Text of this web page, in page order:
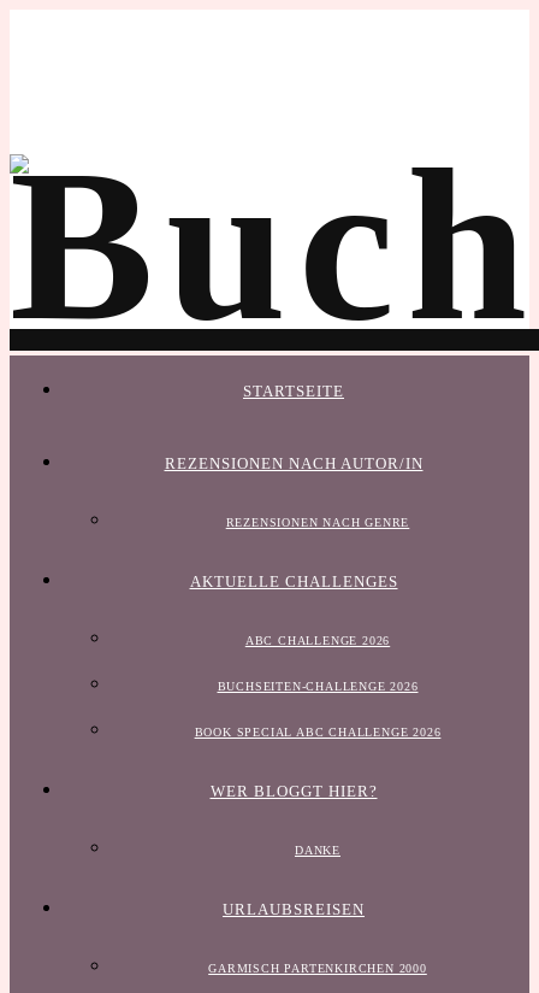
STARTSEITE
REZENSIONEN NACH AUTOR/IN
REZENSIONEN NACH GENRE
AKTUELLE CHALLENGES
ABC CHALLENGE 2026
BUCHSEITEN-CHALLENGE 2026
BOOK SPECIAL ABC CHALLENGE 2026
WER BLOGGT HIER?
DANKE
URLAUBSREISEN
GARMISCH PARTENKIRCHEN 2000